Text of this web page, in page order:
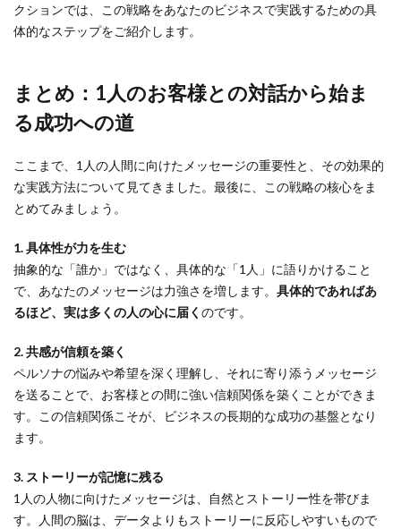
クションでは、この戦略をあなたのビジネスで実践するための具
体的なステップをご紹介します。
まとめ：1人のお客様との対話から始ま
る成功への道
ここまで、1人の人間に向けたメッセージの重要性と、その効果的
な実践方法について見てきました。最後に、この戦略の核心をま
とめてみましょう。
1. 具体性が力を生む
抽象的な「誰か」ではなく、具体的な「1人」に語りかけること
で、あなたのメッセージは力強さを増します。 具体的であればあ
るほど、実は多くの人の心に届く のです。
2. 共感が信頼を築く
ペルソナの悩みや希望を深く理解し、それに寄り添うメッセージ
を送ることで、お客様との間に強い信頼関係を築くことができま
す。この信頼関係こそが、ビジネスの長期的な成功の基盤となり
ます。
3. ストーリーが記憶に残る
1人の人物に向けたメッセージは、自然とストーリー性を帯びま
す。人間の脳は、データよりもストーリーに反応しやすいもので